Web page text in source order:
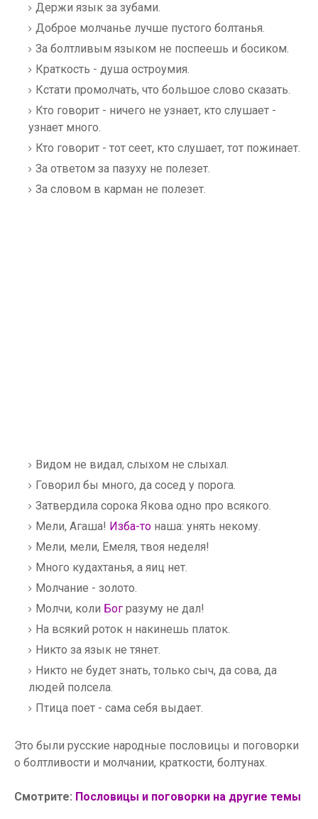
Держи язык за зубами.
Доброе молчанье лучше пустого болтанья.
За болтливым языком не поспеешь и босиком.
Краткость - душа остроумия.
Кстати промолчать, что большое слово сказать.
Кто говорит - ничего не узнает, кто слушает -
узнает много.
Кто говорит - тот сеет, кто слушает, тот пожинает.
За ответом за пазуху не полезет.
За словом в карман не полезет.
Видом не видал, слыхом не слыхал.
Говорил бы много, да сосед у порога.
Затвердила сорока Якова одно про всякого.
Мели, Агаша! Изба-то наша: унять некому.
Мели, мели, Емеля, твоя неделя!
Много кудахтанья, а яиц нет.
Молчание - золото.
Молчи, коли Бог разуму не дал!
На всякий роток н накинешь платок.
Никто за язык не тянет.
Никто не будет знать, только сыч, да сова, да
людей полсела.
Птица поет - сама себя выдает.
Это были русские народные пословицы и поговорки
о болтливости и молчании, краткости, болтунах.
Смотрите: Пословицы и поговорки на другие темы